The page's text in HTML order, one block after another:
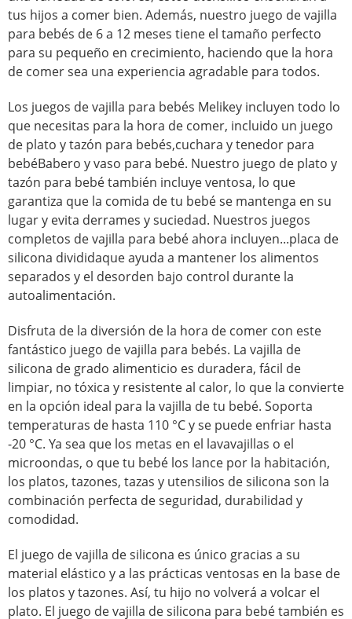
tus hijos a comer bien. Además, nuestro juego de vajilla
para bebés de 6 a 12 meses tiene el tamaño perfecto
para su pequeño en crecimiento, haciendo que la hora
de comer sea una experiencia agradable para todos.
Los juegos de vajilla para bebés Melikey incluyen todo lo
que necesitas para la hora de comer, incluido un juego
de plato y tazón para bebés,cuchara y tenedor para
bebéBabero y vaso para bebé. Nuestro juego de plato y
tazón para bebé también incluye ventosa, lo que
garantiza que la comida de tu bebé se mantenga en su
lugar y evita derrames y suciedad. Nuestros juegos
completos de vajilla para bebé ahora incluyen...placa de
silicona divididaque ayuda a mantener los alimentos
separados y el desorden bajo control durante la
autoalimentación.
Disfruta de la diversión de la hora de comer con este
fantástico juego de vajilla para bebés. La vajilla de
silicona de grado alimenticio es duradera, fácil de
limpiar, no tóxica y resistente al calor, lo que la convierte
en la opción ideal para la vajilla de tu bebé. Soporta
temperaturas de hasta 110 °C y se puede enfriar hasta
-20 °C. Ya sea que los metas en el lavavajillas o el
microondas, o que tu bebé los lance por la habitación,
los platos, tazones, tazas y utensilios de silicona son la
combinación perfecta de seguridad, durabilidad y
comodidad.
El juego de vajilla de silicona es único gracias a su
material elástico y a las prácticas ventosas en la base de
los platos y tazones. Así, tu hijo no volverá a volcar el
plato. El juego de vajilla de silicona para bebé también es